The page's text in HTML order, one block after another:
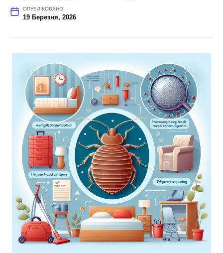
ОПУБЛІКОВАНО
19 Березня, 2026